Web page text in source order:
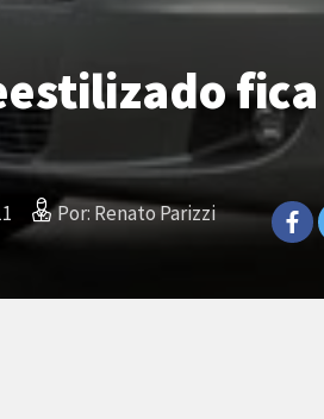
Por: Renato Parizzi